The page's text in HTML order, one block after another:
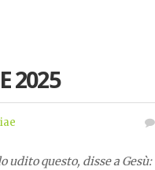
2025
questo, disse a